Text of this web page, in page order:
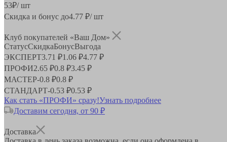
53₽/ шт
Скидка и бонус до4.77 ₽/ шт
Клуб покупателей «Ваш Дом»
СтатусСкидкаБонусВыгода
ЭКСПЕРТ3.71 ₽1.06 ₽4.77 ₽
ПРОФИ2.65 ₽0.8 ₽3.45 ₽
МАСТЕР-0.8 ₽0.8 ₽
СТАНДАРТ-0.53 ₽0.53 ₽
Как стать «ПРОФИ» сразу!Узнать подробнее
Доставим сегодня, от 90 ₽
Доставка